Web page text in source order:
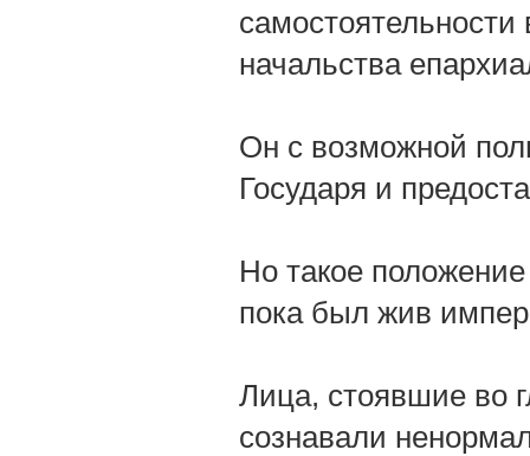
самостоятельности
начальства
Он с возможной
Государя и
Но такое
пока был жив
Лица, стоявшие во
сознавали